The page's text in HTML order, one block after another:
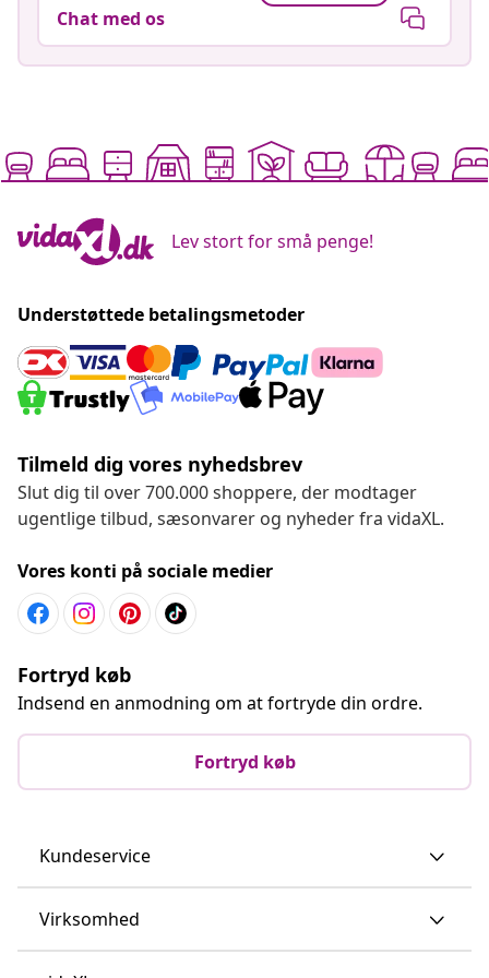
Chat med os
Lev stort for små penge!
Understøttede betalingsmetoder
Tilmeld dig vores nyhedsbrev
Slut dig til over 700.000 shoppere, der modtager
ugentlige tilbud, sæsonvarer og nyheder fra vidaXL.
Vores konti på sociale medier
Fortryd køb
Indsend en anmodning om at fortryde din ordre.
Fortryd køb
Kundeservice
Virksomhed